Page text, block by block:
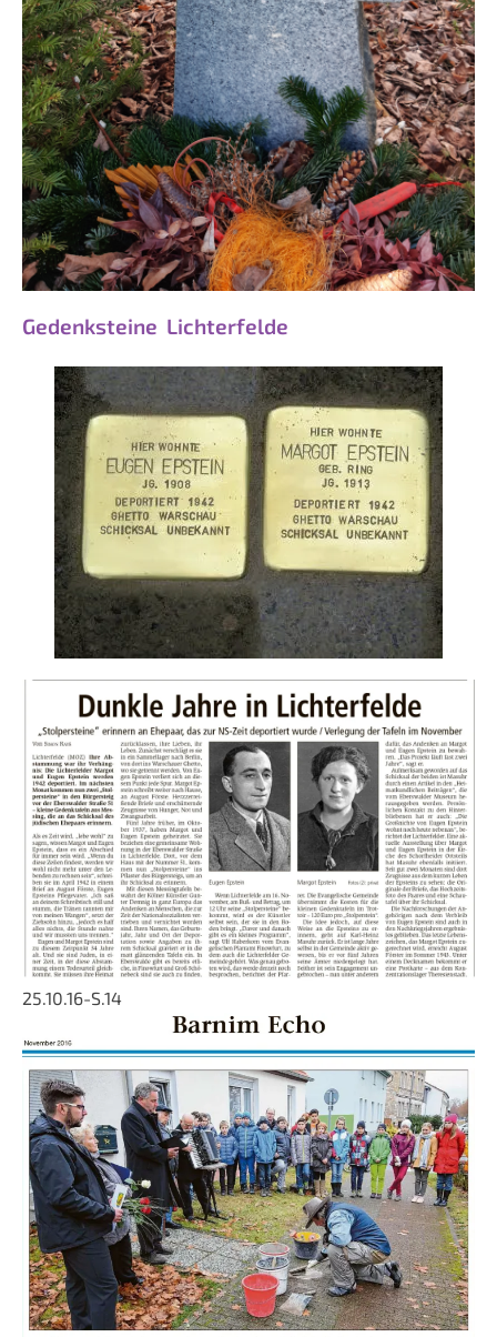
Gedenksteine Lichterfelde
25.10.16-S.14